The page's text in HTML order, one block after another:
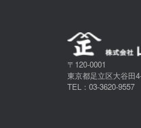
〒120-0001
東京都足立区大谷田
TEL：03-3620-9557